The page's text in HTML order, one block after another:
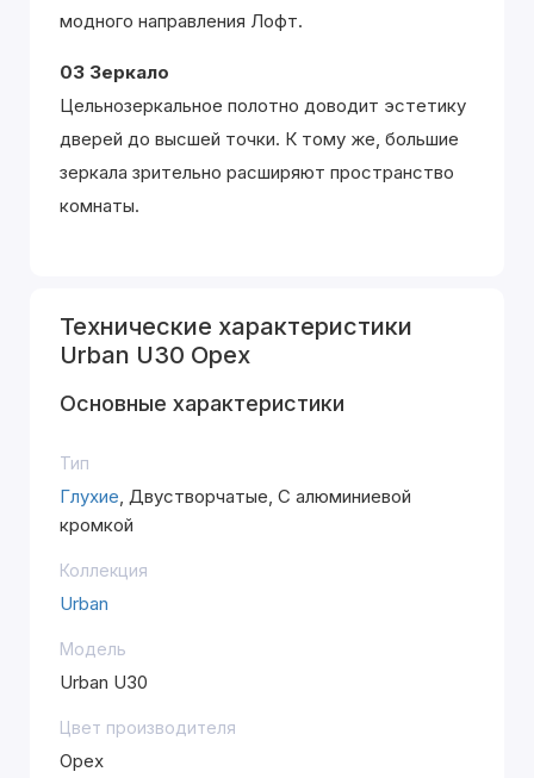
модного направления Лофт.
03 Зеркало
Цельнозеркальное полотно доводит эстетику
дверей до высшей точки. К тому же, большие
зеркала зрительно расширяют пространство
комнаты.
Технические характеристики
Urban U30 Орех
Основные характеристики
Тип
Глухие, Двустворчатые, С алюминиевой
кромкой
Коллекция
Urban
Модель
Urban U30
Цвет производителя
Орех